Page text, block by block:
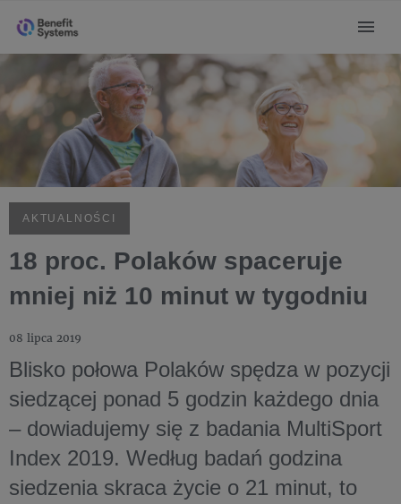
AKTUALNOŚCI
18 proc. Polaków spaceruje
mniej niż 10 minut w tygodniu
08 lipca 2019
Blisko połowa Polaków spędza w pozycji
siedzącej ponad 5 godzin każdego dnia
– dowiadujemy się z badania MultiSport
Index 2019. Według badań godzina
siedzenia skraca życie o 21 minut, to